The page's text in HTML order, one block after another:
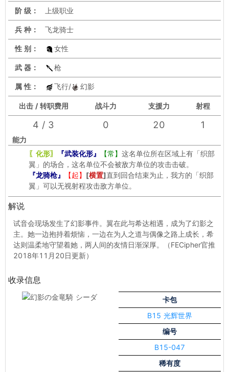
阶 级： 上级职业
兵 种： 飞龙骑士
性 别： 女性
武 器： 枪
属 性： 飞行/ 幻影
出击 / 转职费用 战斗力 支援力 射程
4 / 3 0 20 1
能力
〖化形〗
『武装化形』 【常】 这名单位所在区域上有「织部
翼」的场合，这名单位不会被敌方单位的攻击击破。
『龙骑枪』
【起】 [横置]直到回合结束为止，我方的「织部
翼」可以无视射程攻击敌方单位。
解说
试音会现场发生了幻影事件。翼在此与希达相遇，成为了幻影之
主。她一边抱持着烦恼，一边在为人之道与偶像之路上成长，希
达则温柔地守望着她，两人间的友情日渐深厚。（FECipher官推
2018年11月20日更新）
收录信息
卡包
B15 光辉世界
编号
B15-047
稀有度